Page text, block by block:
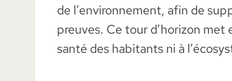
de l’environnement, afin de
preuves. Ce tour d’horizon
santé des habitants ni à